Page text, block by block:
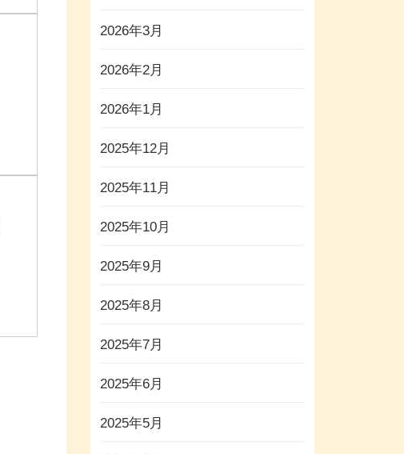
2026年3月
2026年2月
2026年1月
2025年12月
2025年11月
2025年10月
2025年9月
2025年8月
2025年7月
2025年6月
2025年5月